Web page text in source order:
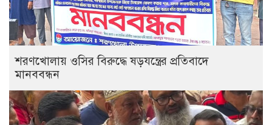
শরণখোলায় ওসির বিরুদ্ধে ষড়যন্ত্রের প্রতিবাদে
মানববন্ধন